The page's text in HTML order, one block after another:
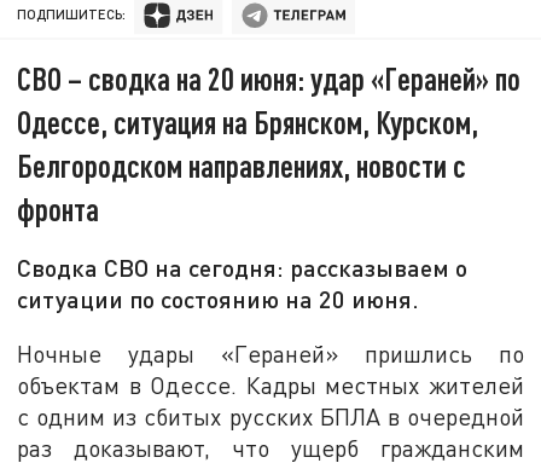
ПОДПИШИТЕСЬ:
СВО – сводка на 20 июня: удар «Гераней» по
Одессе, ситуация на Брянском, Курском,
Белгородском направлениях, новости с
фронта
Сводка СВО на сегодня: рассказываем о
ситуации по состоянию на 20 июня.
Ночные удары «Гераней» пришлись по
объектам в Одессе. Кадры местных жителей
с одним из сбитых русских БПЛА в очередной
раз доказывают, что ущерб гражданским